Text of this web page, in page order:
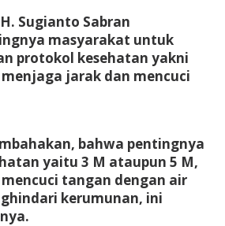
Sugianto Sabran
masyarakat untuk
protokol kesehatan yakni
jarak dan mencuci
bahwa pentingnya
yaitu 3 M ataupun 5 M,
tangan dengan air
kerumunan, ini